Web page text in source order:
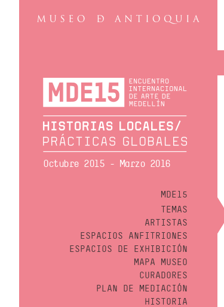
Octubre 2015 - Marzo 2016
MDE15
TEMAS
ARTISTAS
ESPACIOS ANFITRIONES
ESPACIOS DE EXHIBICIÓN
MAPA MUSEO
CURADORES
PLAN DE MEDIACIÓN
HISTORIA